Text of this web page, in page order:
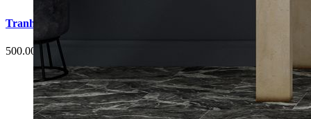
Tranh Cá Chép Hoa Sen Phòng Ngủ G3
500.000 đ